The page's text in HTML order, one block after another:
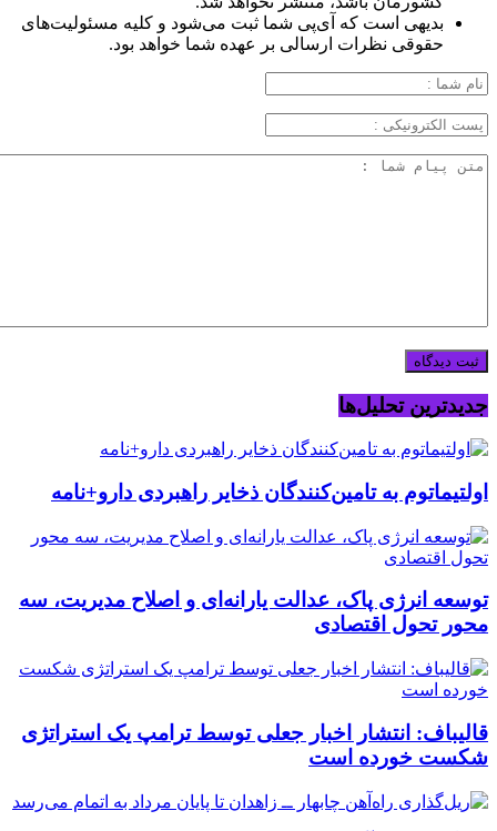
بدیهی است که آی‌پی شما ثبت می‌شود و کلیه مسئولیت‌های
حقوقی نظرات ارسالی بر عهده شما خواهد بود.
جدیدترین تحلیل‌ها
اولتیماتوم به تامین‌کنندگان ذخایر راهبردی دارو+نامه
توسعه انرژی پاک، عدالت یارانه‌ای و اصلاح مدیریت، سه
محور تحول اقتصادی
قالیباف: انتشار اخبار جعلی توسط ترامپ یک استراتژی
شکست خورده است